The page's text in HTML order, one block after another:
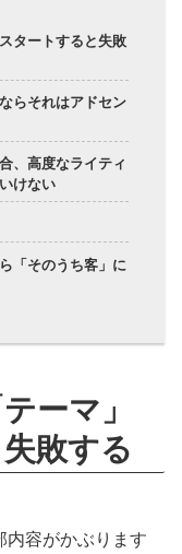
タートすると失敗
らそれはアドセン
、高度なライティ
けない
「そのうち客」に
ーマ」
敗する
内容がかぶります